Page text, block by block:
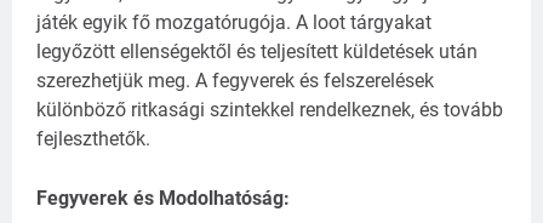
játék egyik fő mozgatórugója. A loot tárgyakat
legyőzött ellenségektől és teljesített küldetések után
szerezhetjük meg. A fegyverek és felszerelések
különböző ritkasági szintekkel rendelkeznek, és tovább
fejleszthetők.
Fegyverek és Modolhatóság: